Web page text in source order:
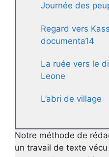
Journée des
Regard vers
documenta14
La ruée vers le
Leone
L’abri de village
Notre méthode de
un travail de texte